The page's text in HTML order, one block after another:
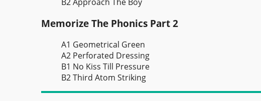
B2 Approach The Boy
Memorize The Phonics Part 2
A1 Geometrical Green
A2 Perforated Dressing
B1 No Kiss Till Pressure
B2 Third Atom Striking